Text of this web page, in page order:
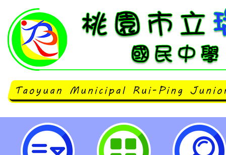
南崁自造教育及科技中心114年10
習-桃園市立瑞坪國民中學